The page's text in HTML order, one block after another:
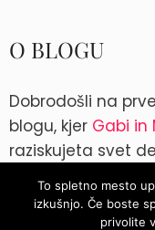
O BLOGU
Dobrodošli na
blogu, kjer Gabi in
raziskujeta svet
kozmetike.
To spletno mesto
izkušnjo. Če boste
privolite